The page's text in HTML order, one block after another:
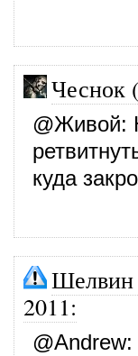
Чеснок
@Живой:
куда
Шелвин
2011:
@Andrew: